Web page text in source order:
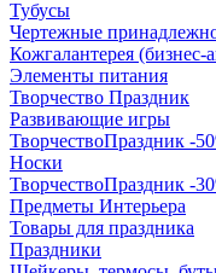
Тубусы
Чертежные
Кожгалантерея (бизнес-
Элементы питания
Творчество Праздник
Развивающие игры
ТворчествоПраздник -
Носки
ТворчествоПраздник -
Предметы Интерьера
Товары для праздника
Праздники